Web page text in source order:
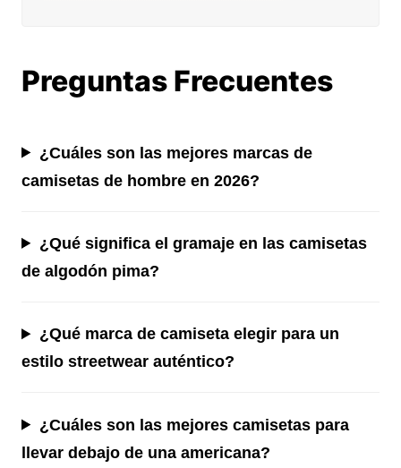
Preguntas Frecuentes
¿Cuáles son las mejores marcas de
camisetas de hombre en 2026?
¿Qué significa el gramaje en las camisetas
de algodón pima?
¿Qué marca de camiseta elegir para un
estilo streetwear auténtico?
¿Cuáles son las mejores camisetas para
llevar debajo de una americana?